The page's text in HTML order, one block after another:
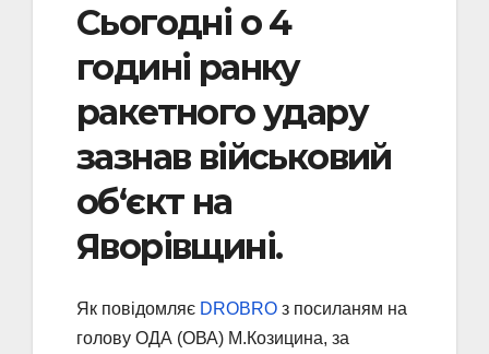
Сьогодні о 4
годині ранку
ракетного удару
зазнав військовий
об‘єкт на
Яворівщині.
Як повідомляє DROBRO з посиланям на
голову ОДА (ОВА) М.Козицина, за